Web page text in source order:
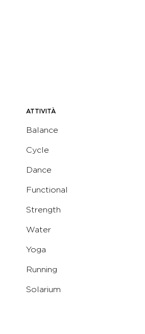
ATTIVITÀ
Balance
Cycle
Dance
Functional
Strength
Water
Yoga
Running
Solarium